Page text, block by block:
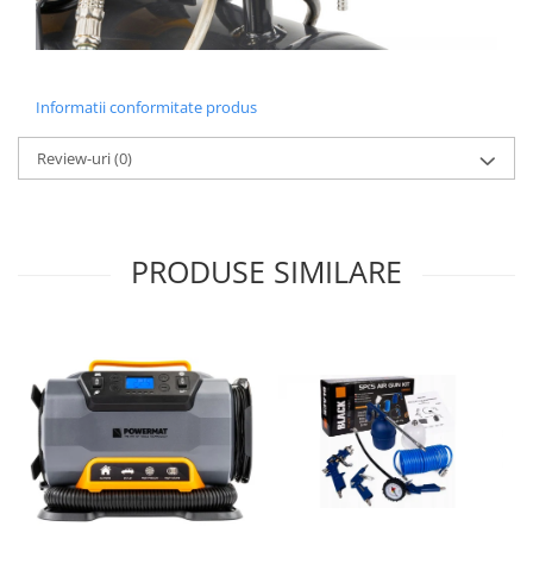
Informatii conformitate produs
Review-uri(0)
PRODUSE SIMILARE